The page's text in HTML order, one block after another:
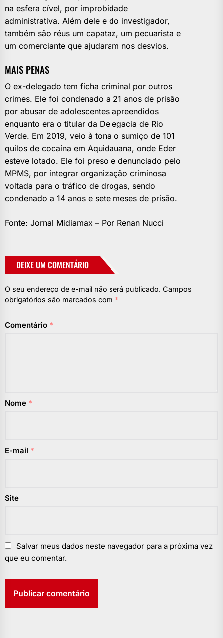
na esfera cível, por improbidade
administrativa. Além dele e do investigador,
também são réus um capataz, um pecuarista e
um comerciante que ajudaram nos desvios.
MAIS PENAS
O ex-delegado tem ficha criminal por outros
crimes. Ele foi condenado a 21 anos de prisão
por abusar de adolescentes apreendidos
enquanto era o titular da Delegacia de Rio
Verde. Em 2019, veio à tona o sumiço de 101
quilos de cocaína em Aquidauana, onde Eder
esteve lotado. Ele foi preso e denunciado pelo
MPMS, por integrar organização criminosa
voltada para o tráfico de drogas, sendo
condenado a 14 anos e sete meses de prisão.
Fonte: Jornal Midiamax – Por Renan Nucci
DEIXE UM COMENTÁRIO
O seu endereço de e-mail não será publicado. Campos
obrigatórios são marcados com *
Comentário *
Nome *
E-mail *
Site
Salvar meus dados neste navegador para a próxima vez
que eu comentar.